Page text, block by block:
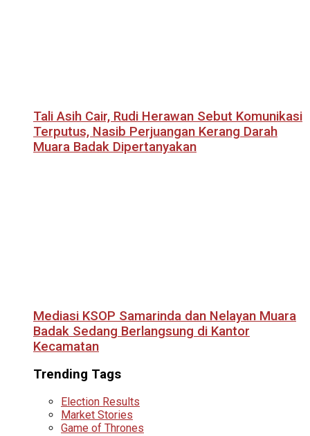
Tali Asih Cair, Rudi Herawan Sebut Komunikasi
Terputus, Nasib Perjuangan Kerang Darah
Muara Badak Dipertanyakan
Mediasi KSOP Samarinda dan Nelayan Muara
Badak Sedang Berlangsung di Kantor
Kecamatan
Trending Tags
Election Results
Market Stories
Game of Thrones